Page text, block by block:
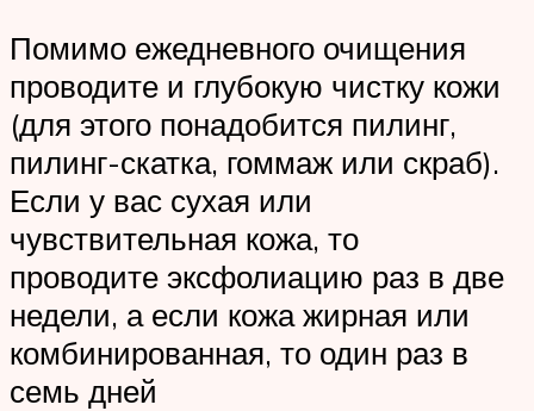
Помимо ежедневного очищения
проводите и глубокую чистку кожи
(для этого понадобится пилинг,
пилинг-скатка, гоммаж или скраб).
Если у вас сухая или
чувствительная кожа, то
проводите эксфолиацию раз в две
недели, а если кожа жирная или
комбинированная, то один раз в
семь дней